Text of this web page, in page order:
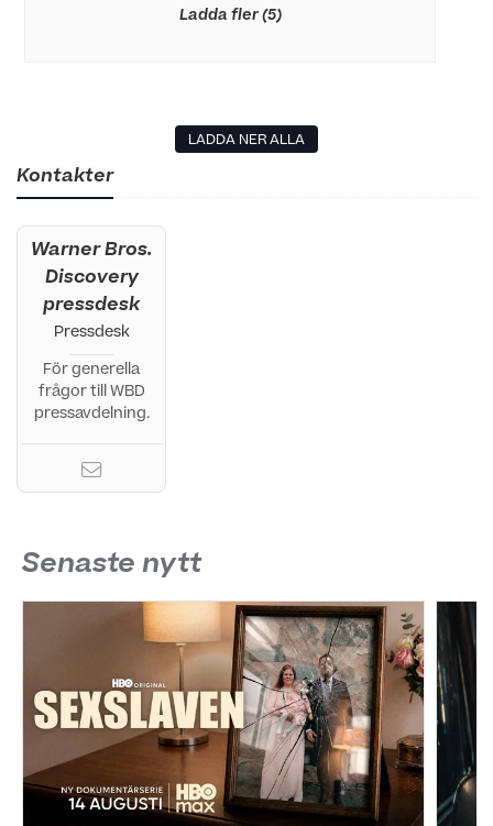
Ladda fler (5)
LADDA NER ALLA
Kontakter
Warner Bros.
Discovery
pressdesk
Pressdesk
För generella
frågor till WBD
pressavdelning.
Senaste nytt